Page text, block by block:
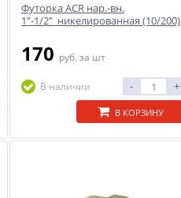
Футорка ACR нар.-вн.
1"-1/2" никелированная (10/200)
170 руб. за шт
В наличии - +
В КОРЗИНУ